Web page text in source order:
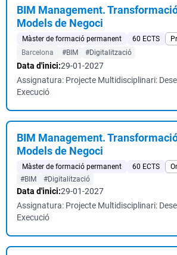
BIM Management.
Models de Negoci
Màster de formació permanent 60 ECTS
Barcelona
#BIM #Digitalització
Data d'inici:29-01-2027
Assignatura: Projecte Multidisciplinari:
Execució
BIM Management.
Models de Negoci
Màster de formació permanent 60 ECTS
#BIM
#Digitalització
Data d'inici:29-01-2027
Assignatura: Projecte Multidisciplinari:
Execució